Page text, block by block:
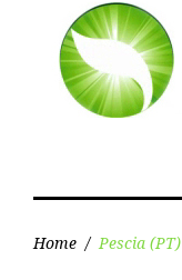
Home / Pescia (PT)